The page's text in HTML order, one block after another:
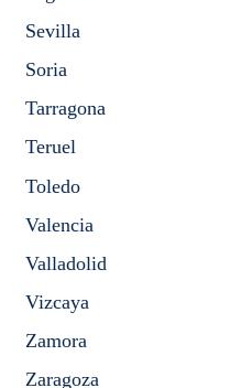
Sevilla
Soria
Tarragona
Teruel
Toledo
Valencia
Valladolid
Vizcaya
Zamora
Zaragoza